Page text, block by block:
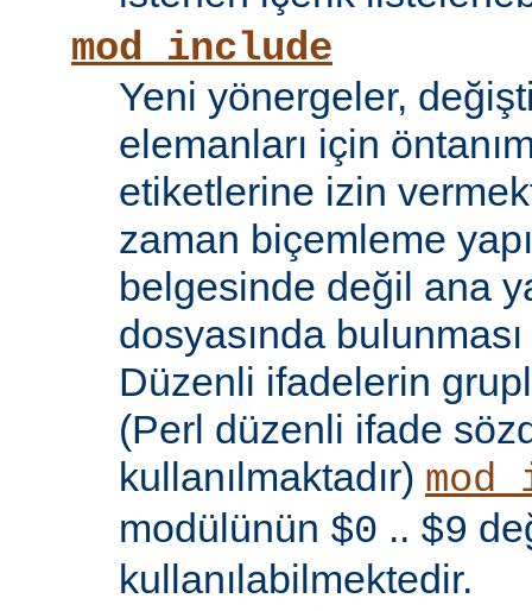
mod_include
Yeni yönergeler,
elemanları için
etiketlerine izin
zaman biçemleme
belgesinde değil ana
dosyasında
Düzenli ifadelerin
(Perl düzenli ifade
kullanılmaktadır)
modülünün $0 .. $9
kullanılabilmektedir.